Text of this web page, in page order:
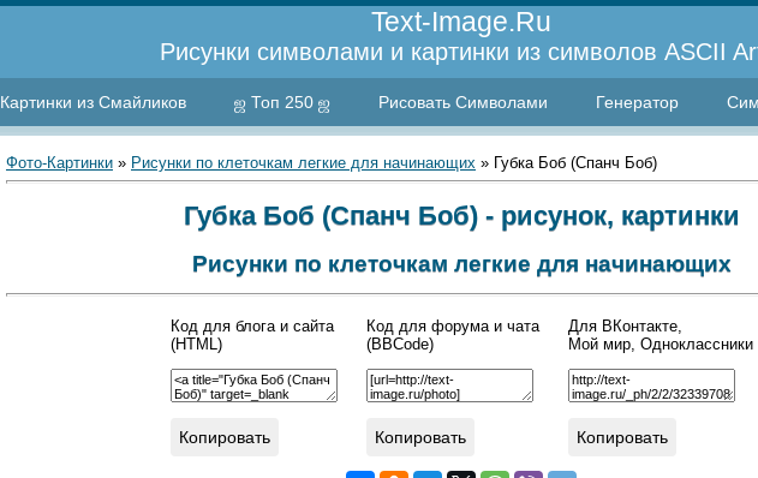
Text-Image.Ru
Рисунки символами и картинки из символов ASCII
Картинки из Смайликов ஜ Топ 250 ஜ Рисовать Символами Генератор
Фото-Картинки » Рисунки по клеточкам легкие для начинающих » Губка Боб (Спанч Боб)
Губка Боб (Спанч Боб) - рисунок, картинки
Рисунки по клеточкам легкие для начинающих
Код для блога и сайта
(HTML)
Копировать
Код для форума и чата
(BBCode)
Копировать
Для ВКонтакте,
Мой мир, Одноклассники
Копировать